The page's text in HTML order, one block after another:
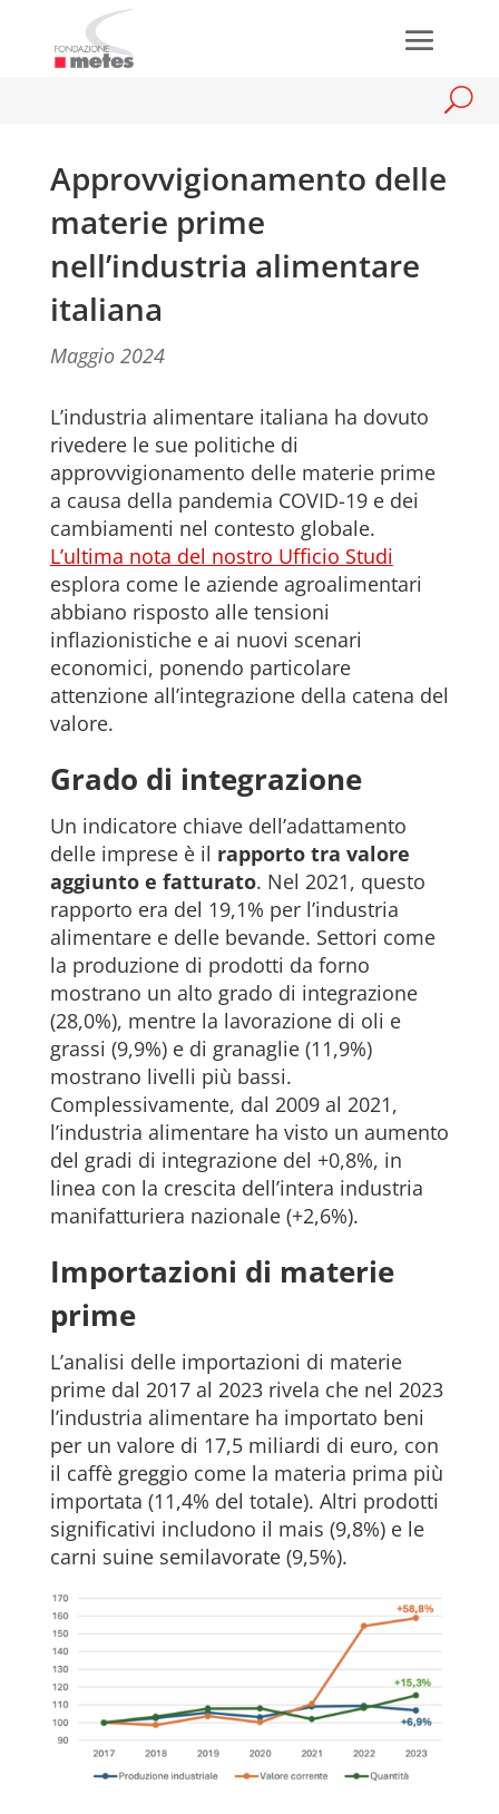
Approvvigionamento delle
materie prime
nell’industria alimentare
italiana
Maggio 2024
L’industria alimentare italiana ha dovuto
rivedere le sue politiche di
approvvigionamento delle materie prime
a causa della pandemia COVID-19 e dei
cambiamenti nel contesto globale.
L’ultima nota del nostro Ufficio Studi
esplora come le aziende agroalimentari
abbiano risposto alle tensioni
inflazionistiche e ai nuovi scenari
economici, ponendo particolare
attenzione all’integrazione della catena del
valore.
Grado di integrazione
Un indicatore chiave dell’adattamento
delle imprese è il rapporto tra valore
aggiunto e fatturato. Nel 2021, questo
rapporto era del 19,1% per l’industria
alimentare e delle bevande. Settori come
la produzione di prodotti da forno
mostrano un alto grado di integrazione
(28,0%), mentre la lavorazione di oli e
grassi (9,9%) e di granaglie (11,9%)
mostrano livelli più bassi.
Complessivamente, dal 2009 al 2021,
l’industria alimentare ha visto un aumento
del gradi di integrazione del +0,8%, in
linea con la crescita dell’intera industria
manifatturiera nazionale (+2,6%).
Importazioni di materie
prime
L’analisi delle importazioni di materie
prime dal 2017 al 2023 rivela che nel 2023
l’industria alimentare ha importato beni
per un valore di 17,5 miliardi di euro, con
il caffè greggio come la materia prima più
importata (11,4% del totale). Altri prodotti
significativi includono il mais (9,8%) e le
carni suine semilavorate (9,5%).